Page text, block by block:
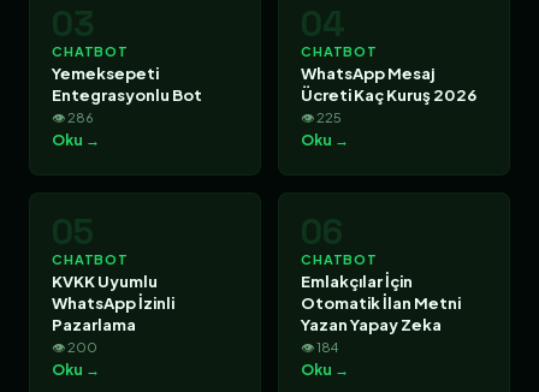
03
CHATBOT
Yemeksepeti
Entegrasyonlu Bot
👁 286
Oku →
04
CHATBOT
WhatsApp Mesaj
Ücreti Kaç Kuruş 2026
👁 225
Oku →
05
CHATBOT
KVKK Uyumlu
WhatsApp İzinli
Pazarlama
👁 200
Oku →
06
CHATBOT
Emlakçılar İçin
Otomatik İlan Metni
Yazan Yapay Zeka
👁 184
Oku →